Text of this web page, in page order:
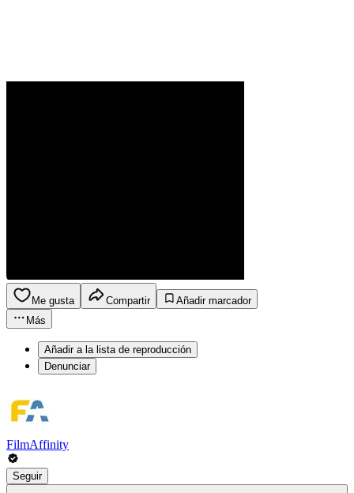
Me gusta Compartir
Añadir marcador
Más
Añadir a la lista de reproducción
Denunciar
FilmAffinity
Seguir